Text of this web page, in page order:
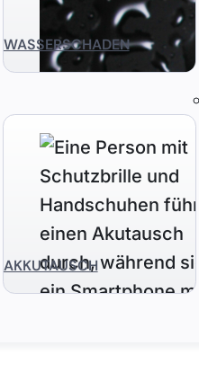
WASSERSCHADEN
AKKUTAUSCH